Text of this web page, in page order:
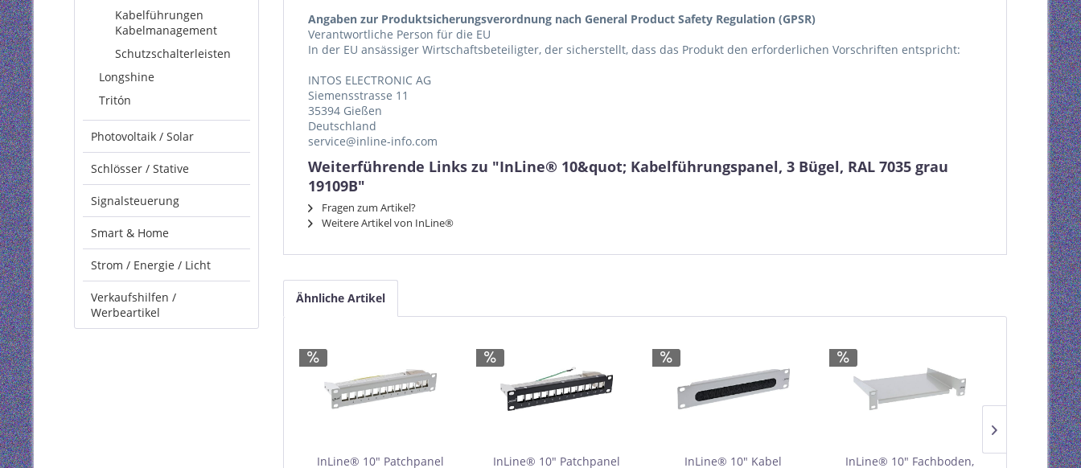
Kabelführungen
Kabelmanagement
Schutzschalterleisten
Longshine
Tritón
Photovoltaik / Solar
Schlösser / Stative
Signalsteuerung
Smart & Home
Strom / Energie / Licht
Verkaufshilfen /
Werbeartikel
Angaben zur Produktsicherungsverordnung nach General Product Safety Regulation (GPSR)
Verantwortliche Person für die EU
In der EU ansässiger Wirtschaftsbeteiligter, der sicherstellt, dass das Produkt den erforderlichen Vorschriften entspricht:
INTOS ELECTRONIC AG
Siemensstrasse 11
35394 Gießen
Deutschland
service@inline-info.com
Weiterführende Links zu "InLine® 10&quot; Kabelführungspanel, 3 Bügel, RAL 7035 grau
19109B"
Fragen zum Artikel?
Weitere Artikel von InLine®
Ähnliche Artikel
InLine® 10" Patchpanel
InLine® 10" Patchpanel
InLine® 10" Kabel
InLine® 10" Fachboden,
InLine® 10"